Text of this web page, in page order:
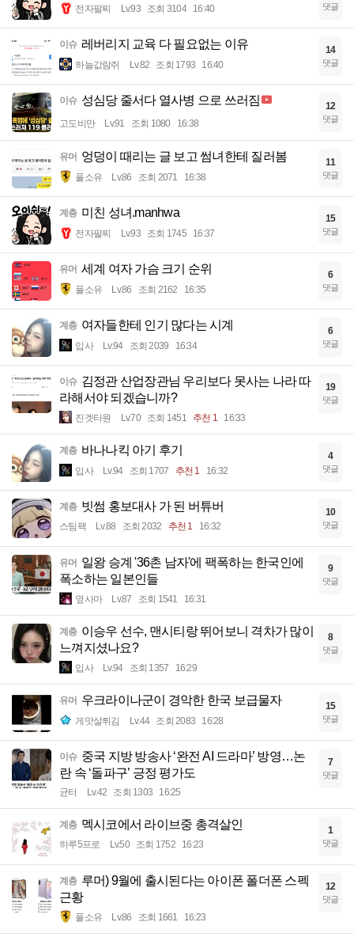
전자팔찌 Lv.93 조회 3104 16:40 댓글
이슈 레버리지 교육 다 필요없는 이유
하늘값람쥐 Lv.82 조회 1793 16:40
14
댓글
이슈 성심당 줄서다 열사병 으로 쓰러짐
고도비만 Lv.91 조회 1080 16:38
12
댓글
유머 엉덩이 때리는 글 보고 썸녀한테 질러봄
풀소유 Lv.86 조회 2071 16:38
11
댓글
계층 미친 성녀.manhwa
전자팔찌 Lv.93 조회 1745 16:37
15
댓글
유머 세계 여자 가슴 크기 순위
풀소유 Lv.86 조회 2162 16:35
6
댓글
계층 여자들한테 인기 많다는 시계
입사 Lv.94 조회 2039 16:34
6
댓글
이슈 김정관 산업장관님 우리보다 못사는 나라 따
라해서야 되겠습니까?
진겟타원 Lv.70 조회 1451 추천 1 16:33
19
댓글
계층 바나나킥 아기 후기
입사 Lv.94 조회 1707 추천 1 16:32
4
댓글
계층 빗썸 홍보대사 가 된 버튜버
스팀팩 Lv.88 조회 2032 추천 1 16:32
10
댓글
유머 일왕 승계 '36촌 남자'에 팩폭하는 한국인에
폭소하는 일본인들
옆사마 Lv.87 조회 1541 16:31
9
댓글
계층 이승우 선수, 맨시티랑 뛰어보니 격차가 많이
느껴지셨나요?
입사 Lv.94 조회 1357 16:29
8
댓글
유머 우크라이나군이 경악한 한국 보급물자
게맛살튀김 Lv.44 조회 2083 16:28
15
댓글
이슈 중국 지방 방송사 ‘완전 AI 드라마’ 방영…논
란 속 ‘돌파구’ 긍정 평가도
균터 Lv.42 조회 1303 16:25
7
댓글
계층 멕시코에서 라이브중 총격살인
하루5프로 Lv.50 조회 1752 16:23
1
댓글
계층 루머) 9월에 출시된다는 아이폰 폴더폰 스펙
근황
풀소유 Lv.86 조회 1661 16:23
12
댓글